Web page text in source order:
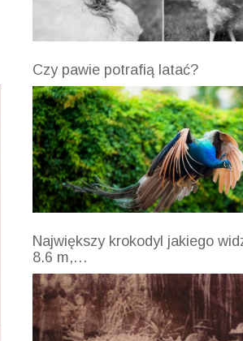
Czy pawie potrafią latać?
Największy krokodyl jakiego
8.6 m,…